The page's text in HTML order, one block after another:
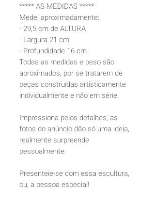
***** AS MEDIDAS *****
Mede, aproximadamente:
- 29,5 cm de ALTURA
- Largura 21 cm
- Profundidade 16 cm
Todas as medidas e peso são
aproximados, por se tratarem de
peças construídas artisticamente
individualmente e não em série.
Impressiona pelos detalhes, as
fotos do anúncio dão só uma ideia,
realmente surpreende
pessoalmente.
Presenteie-se com essa escultura,
ou, a pessoa especial!